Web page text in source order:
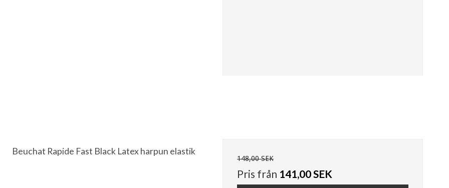
Beuchat Rapide Fast Black Latex harpun elastik
148,00 SEK
Pris från 141,00 SEK